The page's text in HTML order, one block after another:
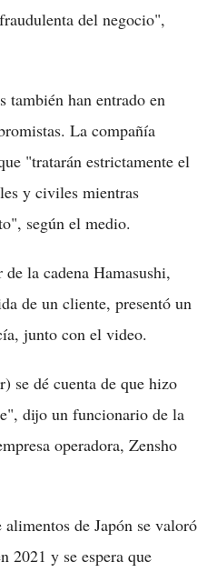
del negocio",
también han entrado en
La compañía
"tratarán estrictamente el
y civiles mientras
según el medio.
la cadena Hamasushi,
de un cliente, presentó un
junto con el video.
se dé cuenta de que hizo
dijo un funcionario de la
operadora, Zensho
de Japón se valoró
2021 y se espera que